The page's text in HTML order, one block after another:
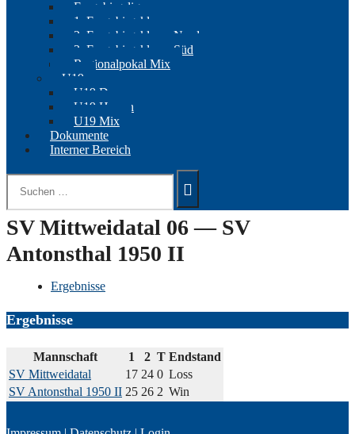
Erzgebirgsliga
1. Erzgebirgsklasse
2. Erzgebirgsklasse Nord
2. Erzgebirgsklasse Süd
Regionalpokal Mix
U19
U19 Damen
U19 Herren
U19 Mix
Dokumente
Interner Bereich
Suchen
nach:
SV Mittweidatal 06 — SV
Antonsthal 1950 II
Ergebnisse
Ergebnisse
Mannschaft 1 2 T Endstand
SV Mittweidatal
17 24 0 Loss
SV Antonsthal 1950 II 25 26 2 Win